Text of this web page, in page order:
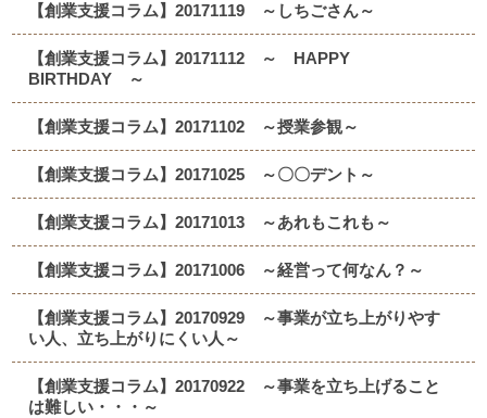
【創業支援コラム】20171119 ～しちごさん～
【創業支援コラム】20171112 ～ HAPPY
BIRTHDAY ～
【創業支援コラム】20171102 ～授業参観～
【創業支援コラム】20171025 ～〇〇デント～
【創業支援コラム】20171013 ～あれもこれも～
【創業支援コラム】20171006 ～経営って何なん？～
【創業支援コラム】20170929 ～事業が立ち上がりやす
い人、立ち上がりにくい人～
【創業支援コラム】20170922 ～事業を立ち上げること
は難しい・・・～